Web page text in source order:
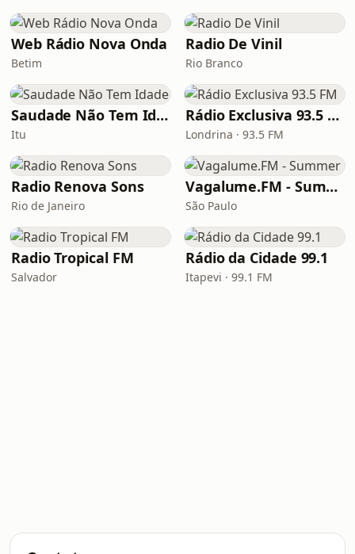
Web Rádio Nova Onda
Betim
Radio De Vinil
Rio Branco
Saudade Não Tem Idade
Itu
Rádio Exclusiva 93.5 FM
Londrina · 93.5 FM
Radio Renova Sons
Rio de Janeiro
Vagalume.FM - Summer
São Paulo
Radio Tropical FM
Salvador
Rádio da Cidade 99.1
Itapevi · 99.1 FM